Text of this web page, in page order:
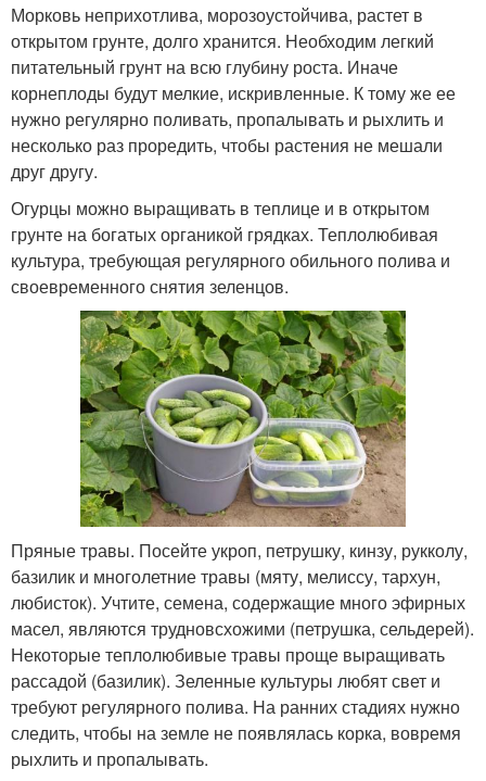
Морковь неприхотлива, морозоустойчива, растет в
открытом грунте, долго хранится. Необходим легкий
питательный грунт на всю глубину роста. Иначе
корнеплоды будут мелкие, искривленные. К тому же ее
нужно регулярно поливать, пропалывать и рыхлить и
несколько раз проредить, чтобы растения не мешали
друг другу.
Огурцы можно выращивать в теплице и в открытом
грунте на богатых органикой грядках. Теплолюбивая
культура, требующая регулярного обильного полива и
своевременного снятия зеленцов.
Пряные травы. Посейте укроп, петрушку, кинзу, рукколу,
базилик и многолетние травы (мяту, мелиссу, тархун,
любисток). Учтите, семена, содержащие много эфирных
масел, являются трудновсхожими (петрушка, сельдерей).
Некоторые теплолюбивые травы проще выращивать
рассадой (базилик). Зеленные культуры любят свет и
требуют регулярного полива. На ранних стадиях нужно
следить, чтобы на земле не появлялась корка, вовремя
рыхлить и пропалывать.